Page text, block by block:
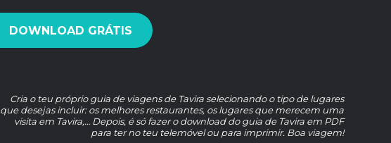
DOWNLOAD GRÁTIS
Cria o teu próprio guia de viagens de Tavira selecionando o tipo de lugares
que desejas incluir: os melhores restaurantes, os lugares que merecem uma
visita em Tavira,… Depois, é só fazer o download do guia de Tavira em PDF
para ter no teu telemóvel ou para imprimir. Boa viagem!